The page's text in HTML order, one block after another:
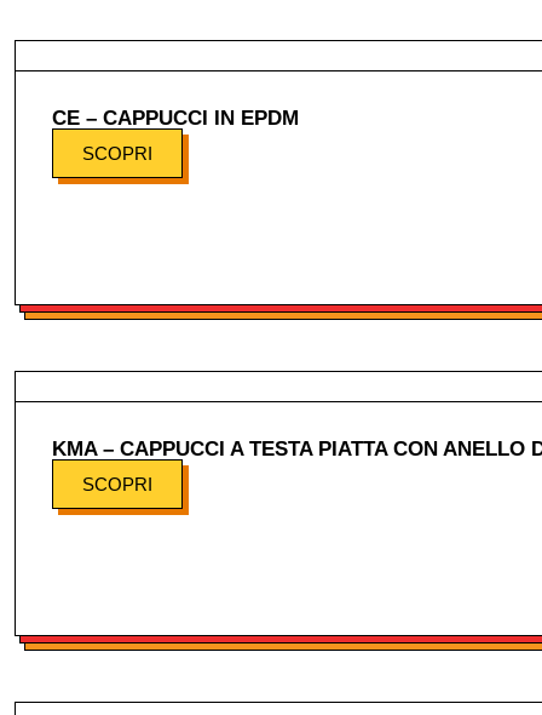
CE – CAPPUCCI IN EPDM
SCOPRI
KMA – CAPPUCCI A TESTA PIATTA CON ANELLO
SCOPRI